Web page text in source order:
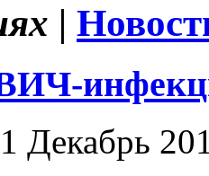
|
Декабрь